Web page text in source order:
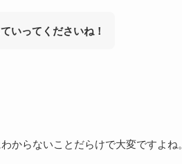
いってくださいね！
からないことだらけで大変ですよね。